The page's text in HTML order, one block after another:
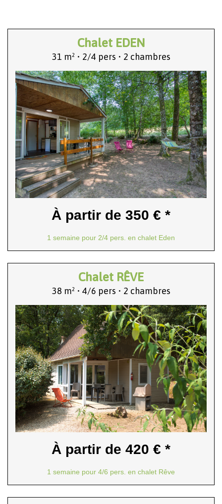
Chalet EDEN
31 m² • 2/4 pers • 2 chambres
À partir de 350 € *
1 semaine pour 2/4 pers. en chalet Eden
Chalet RÊVE
38 m² • 4/6 pers • 2 chambres
À partir de 420 € *
1 semaine pour 4/6 pers. en chalet Rêve